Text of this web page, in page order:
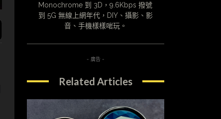
Monochrome 到 3D，9.6Kbps 撥號
到 5G 無線上網年代，DIY、攝影、影
音、手機樣樣啱玩。
- 廣告 -
Related Articles